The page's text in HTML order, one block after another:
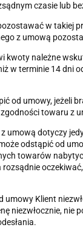
czasie lub
w takiej
z umową
kwoty należne
w terminie 14 dni
od umowy, jeżeli
towaru z
umową dotyczy
odstąpić od
towarów
Klient
niezwłocznie, nie